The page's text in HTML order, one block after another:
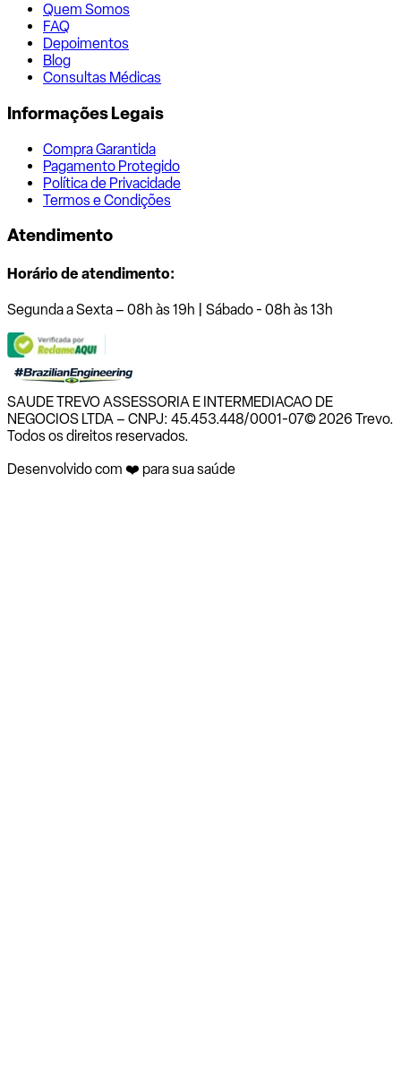
Quem Somos
FAQ
Depoimentos
Blog
Consultas Médicas
Informações Legais
Compra Garantida
Pagamento Protegido
Política de Privacidade
Termos e Condições
Atendimento
Horário de atendimento:
Segunda a Sexta – 08h às 19h | Sábado - 08h às 13h
SAUDE TREVO ASSESSORIA E INTERMEDIACAO DE
NEGOCIOS LTDA – CNPJ: 45.453.448/0001-07© 2026 Trevo.
Todos os direitos reservados.
Desenvolvido com ❤️ para sua saúde